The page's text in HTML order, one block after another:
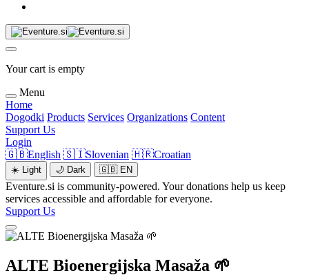
Your cart is empty
Menu
Home
Dogodki Products Services Organizations Content
Support Us
Login
🇬🇧English 🇸🇮Slovenian 🇭🇷Croatian
☀️ Light 🌙 Dark 🇬🇧 EN
Eventure.si is community-powered. Your donations help us keep
services accessible and affordable for everyone.
Support Us
ALTE Bioenergijska Masaža 🌱